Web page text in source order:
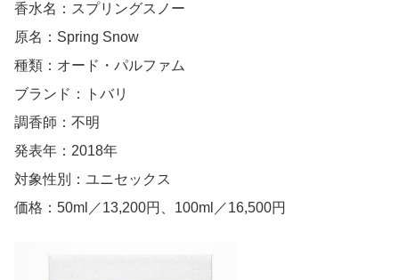
香水名：スプリングスノー
原名：Spring Snow
種類：オード・パルファム
ブランド：トバリ
調香師：不明
発表年：2018年
対象性別：ユニセックス
価格：50ml／13,200円、100ml／16,500円